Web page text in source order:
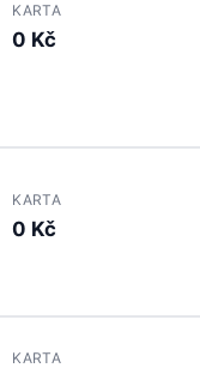
KARTA
0 Kč
KARTA
0 Kč
KARTA